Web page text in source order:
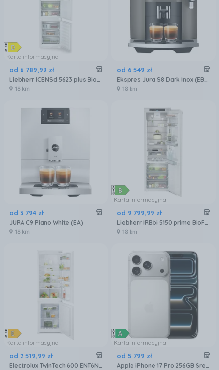
Karta informacyjna
od 6 789,99 zł
Liebherr ICBNSd 5623 plus BioFresh NoFrost
18 km
od 6 549 zł
Ekspres Jura S8 Dark Inox (EB) 15480
18 km
od 3 794 zł
JURA C9 Piano White (EA)
18 km
Karta informacyjna
od 9 799,99 zł
Liebherr IRBbi 5150 prime BioFresh
18 km
Karta informacyjna
od 2 519,99 zł
Electrolux TwinTech 600 ENT6NE18S
Karta informacyjna
od 5 799 zł
Apple iPhone 17 Pro 256GB Srebrny